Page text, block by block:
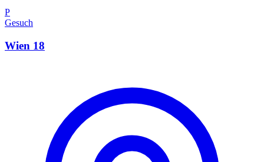
P
Gesuch
Wien 18